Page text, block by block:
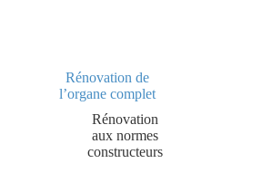
Rénovation de
l’organe complet
Rénovation
aux normes
constructeurs